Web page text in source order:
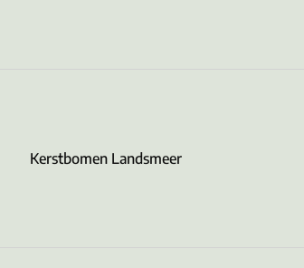
Kerstbomen Landsmeer